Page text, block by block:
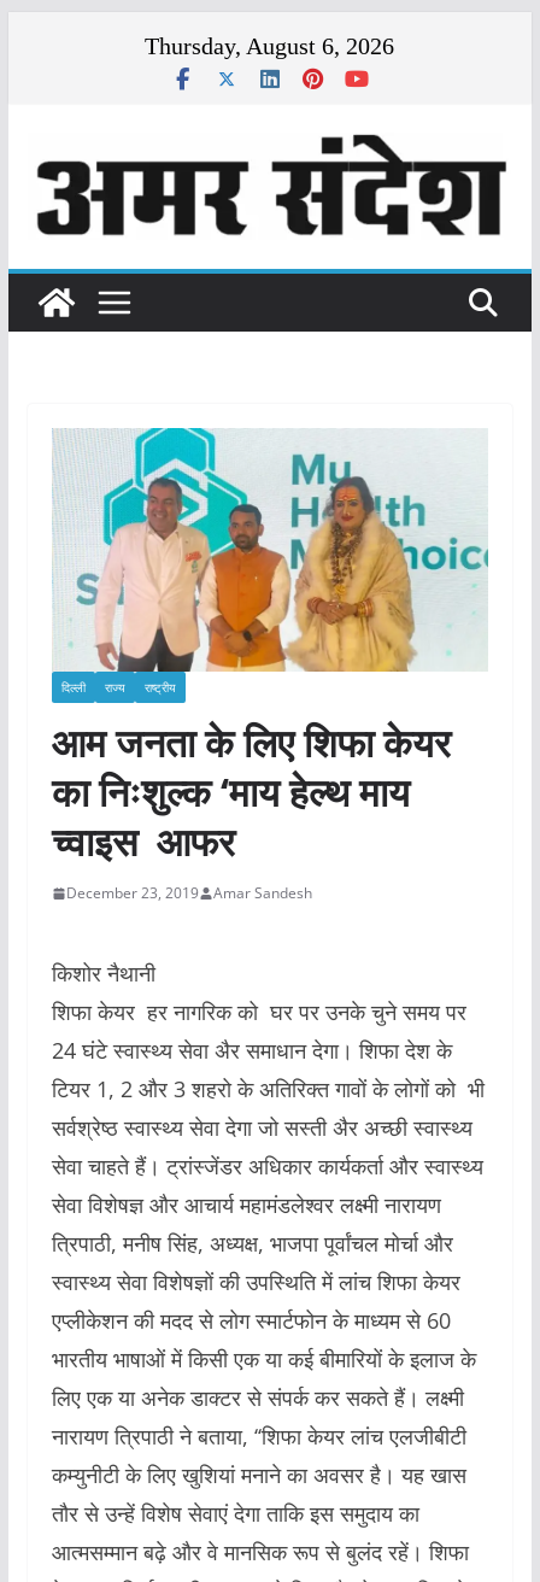
Thursday, August 6, 2026
दिल्ली राज्य राष्ट्रीय
आम जनता के लिए शिफा केयर
का निःशुल्क ‘माय हेल्थ माय
च्वाइस आफर
December 23, 2019 Amar Sandesh
किशोर नैथानी
शिफा केयर हर नागरिक को घर पर उनके चुने समय पर
24 घंटे स्वास्थ्य सेवा अैर समाधान देगा। शिफा देश के
टियर 1, 2 और 3 शहरो के अतिरिक्त गावों के लोगों को भी
सर्वश्रेष्ठ स्वास्थ्य सेवा देगा जो सस्ती अैर अच्छी स्वास्थ्य
सेवा चाहते हैं। ट्रांस्जेंडर अधिकार कार्यकर्ता और स्वास्थ्य
सेवा विशेषज्ञ और आचार्य महामंडलेश्वर लक्ष्मी नारायण
त्रिपाठी, मनीष सिंह, अध्यक्ष, भाजपा पूर्वांचल मोर्चा और
स्वास्थ्य सेवा विशेषज्ञों की उपस्थिति में लांच शिफा केयर
एप्लीकेशन की मदद से लोग स्मार्टफोन के माध्यम से 60
भारतीय भाषाओं में किसी एक या कई बीमारियों के इलाज के
लिए एक या अनेक डाक्टर से संपर्क कर सकते हैं। लक्ष्मी
नारायण त्रिपाठी ने बताया, ‘‘शिफा केयर लांच एलजीबीटी
कम्युनीटी के लिए खुशियां मनाने का अवसर है। यह खास
तौर से उन्हें विशेष सेवाएं देगा ताकि इस समुदाय का
आत्मसम्मान बढ़े और वे मानसिक रूप से बुलंद रहें। शिफा